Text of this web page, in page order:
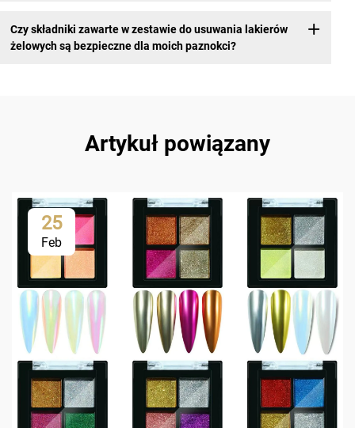
Czy składniki zawarte w zestawie do usuwania lakierów
żelowych są bezpieczne dla moich paznokci?
Artykuł powiązany
25
Feb